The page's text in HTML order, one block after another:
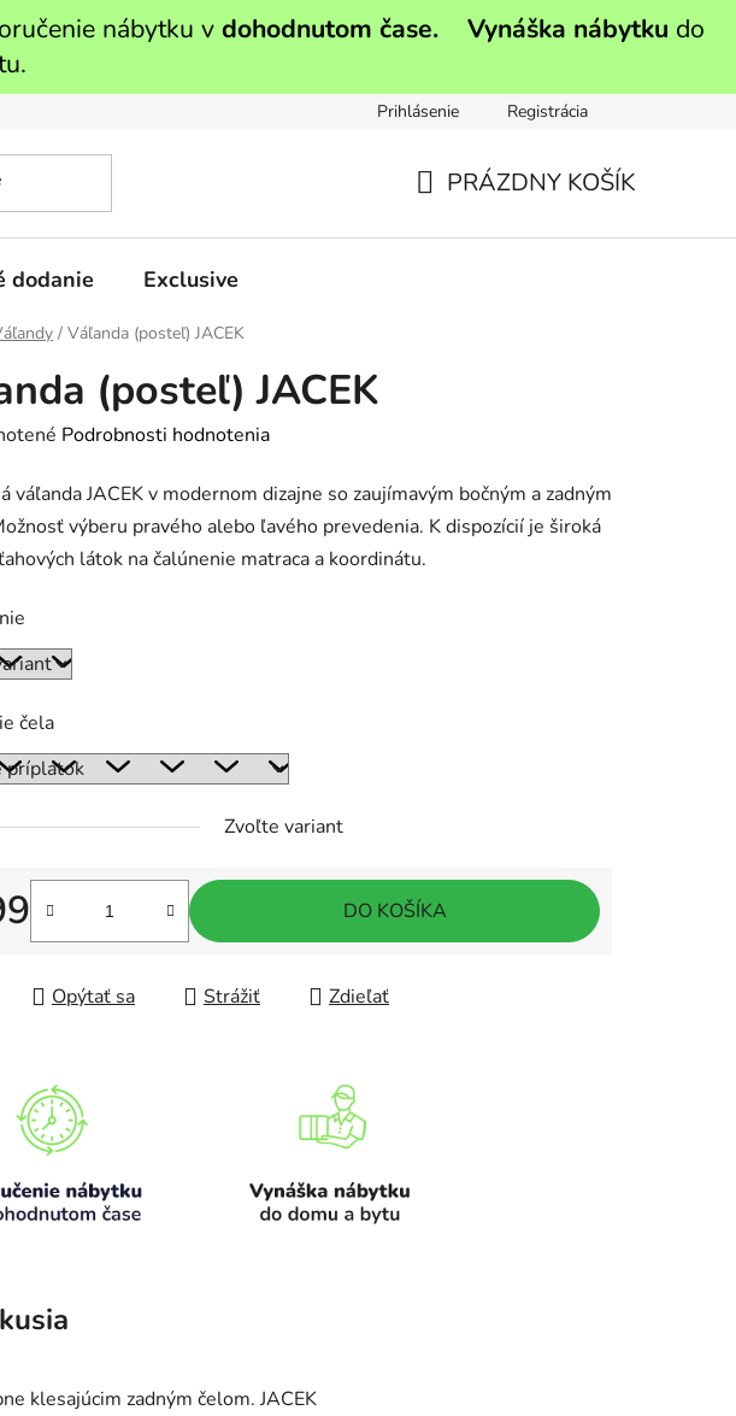
nábytku v dohodnutom čase. Vynáška nábytku do
Prihlásenie Registrácia
PRÁZDNY KOŠÍK
dodanie Exclusive
/ Váľanda (posteľ) JACEK
(posteľ) JACEK
Podrobnosti hodnotenia
váľanda JACEK v modernom dizajne so zaujímavým bočným a zadným
výberu pravého alebo ľavého prevedenia. K dispozícií je široká
látok na čalúnenie matraca a koordinátu.
čela
Zvoľte variant
cena:
DO KOŠÍKA
Opýtať sa Strážiť Zdieľať
klesajúcim zadným čelom. JACEK